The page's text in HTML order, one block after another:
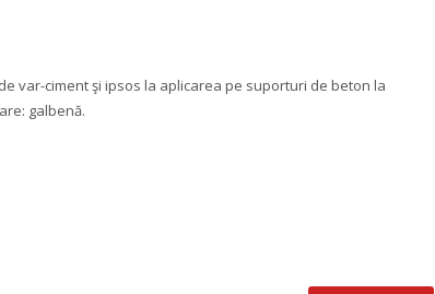
var-ciment şi ipsos la aplicarea pe suporturi de beton la
galbenă.